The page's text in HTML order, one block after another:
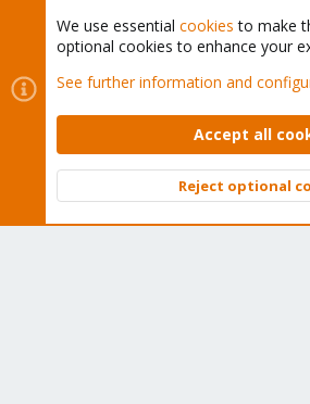
Cookies
Proxmox Support Forum -
Contact us
Terms and rules Privacy policy
Community platform by XenForo © 2010-
We use essential cookies to make
optional cookies to enhance your
See further information and
Accept all
Reject optional